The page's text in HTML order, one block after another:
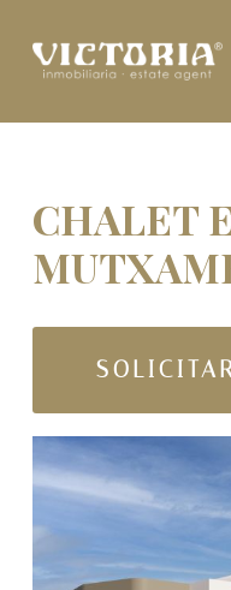
CHALET